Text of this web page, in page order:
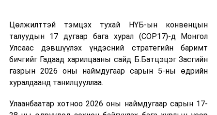
НЗДТГ-ЫН ХЭВЛЭЛ МЭДЭЭЛЭЛ, ОЛОН НИЙТТЭЙ
ХАРИЛЦАХ ХЭЛТЭС
ДАРААХ МЭДЭЭ
Санхүүгийн хэмнэлтийн горимыг 2026 оны
арванхоёрдугаар сарын 31 хүртэл мөрдөнө. Харин
эрүүл мэндийн салбар уг хэмнэлтийн горимд
хамрагдахгүй бөгөөд цэцэрлэг, сургуулийн хүүхдийн
эрт илрүүлэг, вакцинжуулалт, томуу, томуу төст
өвчний эсрэг арга хэмжээ зэрэг зайлшгүй
үргэлжилнэ гэж Ерөнхий сайд Н.Учрал онцоллоо.
Цөлжилттэй тэмцэх тухай НҮБ-ын конвенцын
талуудын 17 дугаар бага хурал (COP17)-д Монгол
Улсаас дэвшүүлэх үндэсний стратегийн баримт
бичгийг Гадаад харилцааны сайд Б.Батцэцэг Засгийн
газрын 2026 оны наймдугаар сарын 5-ны өдрийн
хуралдаанд танилцууллаа.
Улаанбаатар хотноо 2026 оны наймдугаар сарын 17-